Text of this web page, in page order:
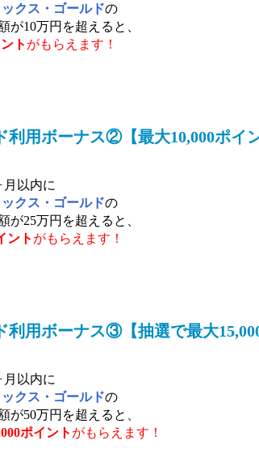
クス・ゴールドの
が10万円を超えると、
ト がもらえます！
利用ボーナス②【最大10,000ポイン
月以内に
クス・ゴールドの
が25万円を超えると、
ント がもらえます！
利用ボーナス③【抽選で最大
月以内に
クス・ゴールドの
が50万円を超えると、
ポイント がもらえます！